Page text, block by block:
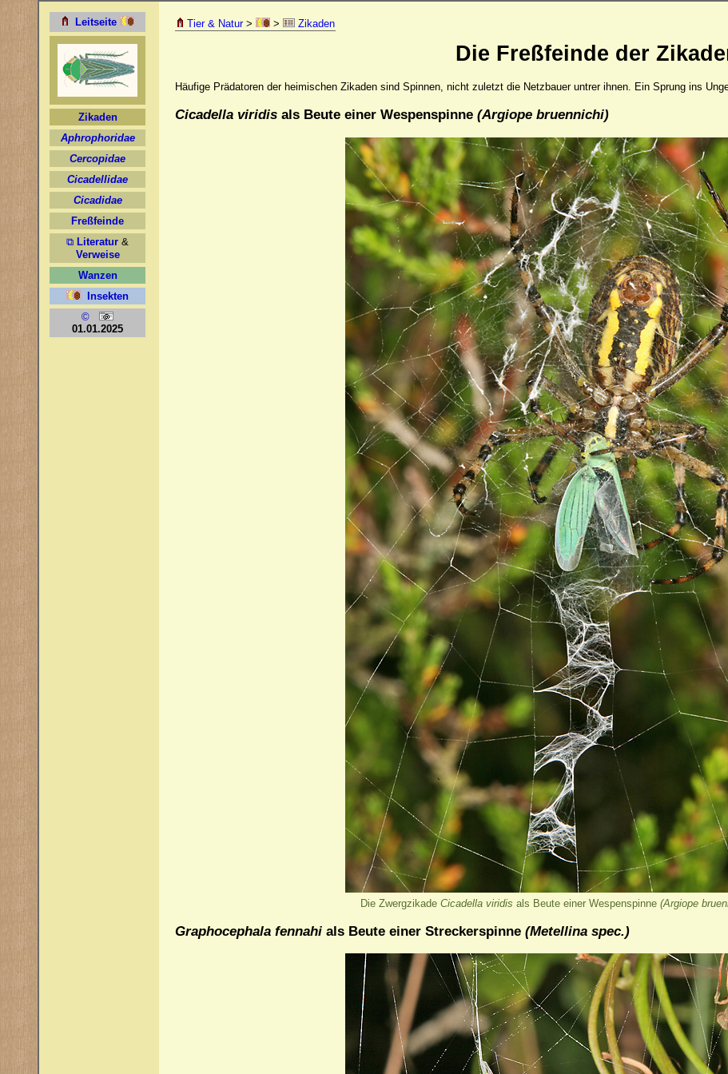
Tier & Natur> > Zikaden
Die Freßfeinde der
Häufige Prädatoren der heimischen Zikaden sind Spinnen, nicht zuletzt die Netzbauer untrer ihnen. Ein Sprung ins
Cicadella viridis als Beute einer Wespenspinne (Argiope bruennichi)
Die Zwergzikade Cicadella viridis als Beute einer Wespenspinne (Argiope
Graphocephala fennahi als Beute einer Streckerspinne (Metellina spec.)